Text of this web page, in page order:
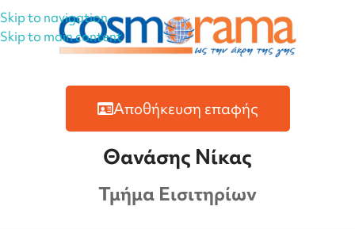
Skip to navigation
Skip to main content
Αποθήκευση επαφής
Θανάσης Νίκας
Τμήμα Εισιτηρίων